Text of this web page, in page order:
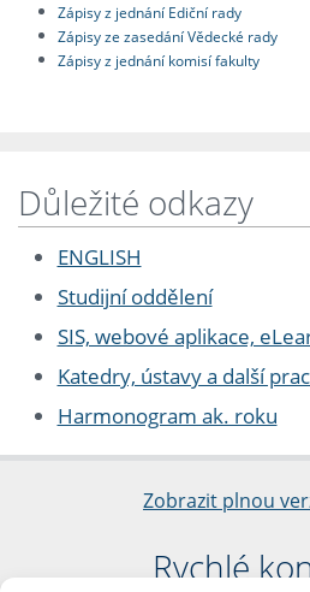
Zápisy z jednání Ediční rady
Zápisy ze zasedání Vědecké rady
Zápisy z jednání komisí fakulty
Důležité odkazy
ENGLISH
Studijní oddělení
SIS, webové aplikace,
Katedry, ústavy a další
Harmonogram ak. roku
Zobrazit plnou
Rychlé